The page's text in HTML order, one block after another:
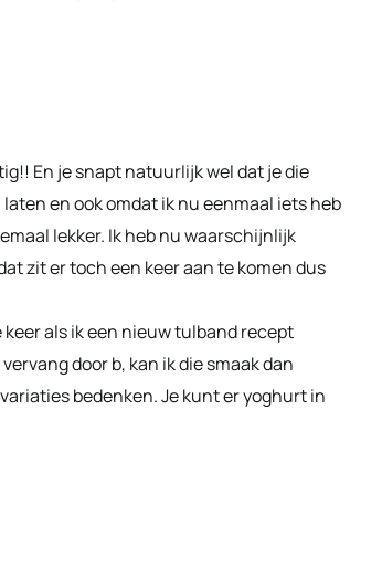
En je snapt natuurlijk wel dat je die
en ook omdat ik nu eenmaal iets heb
lekker. Ik heb nu waarschijnlijk
zit er toch een keer aan te komen dus
als ik een nieuw tulband recept
door b, kan ik die smaak dan
bedenken. Je kunt er yoghurt in